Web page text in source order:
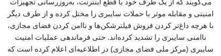
می‌گویند که از یک طرف خود با قطع اینترنت، به‌روزرسانی تجهیزات
امنیتی و مقابله موثر با حملات سایبری را مختل کرده و از طرف دیگر
با هرچه داغ‌تر کردن فروش فیلترشکن‌ها و ناامن کردن فضای مجازی،
ناامنی سایبری را تشدید کرده‌اند. حتی فرماندهی عملیات امنیت
سایبری (مرکز ملی فضای مجازی) در اطلاعیه‌ای اعلام کرده است که